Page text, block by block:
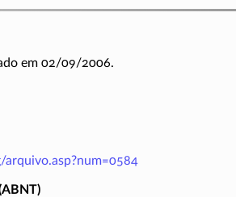
em 02/09/2006.